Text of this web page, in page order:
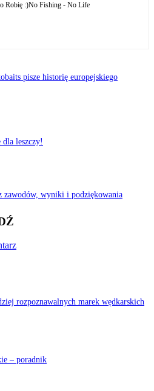
Robię :)No Fishing - No Life
pisze historię europejskiego
leszczy!
zawodów, wyniki i podziękowania
rozpoznawalnych marek wędkarskich
– poradnik